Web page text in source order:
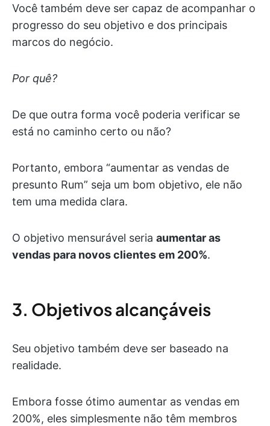
Você também deve ser capaz de acompanhar o
progresso do seu objetivo e dos principais
marcos do negócio.
Por quê?
De que outra forma você poderia verificar se
está no caminho certo ou não?
Portanto, embora “aumentar as vendas de
presunto Rum” seja um bom objetivo, ele não
tem uma medida clara.
O objetivo mensurável seria aumentar as
vendas para novos clientes em 200%.
3. Objetivos alcançáveis
Seu objetivo também deve ser baseado na
realidade.
Embora fosse ótimo aumentar as vendas em
200%, eles simplesmente não têm membros